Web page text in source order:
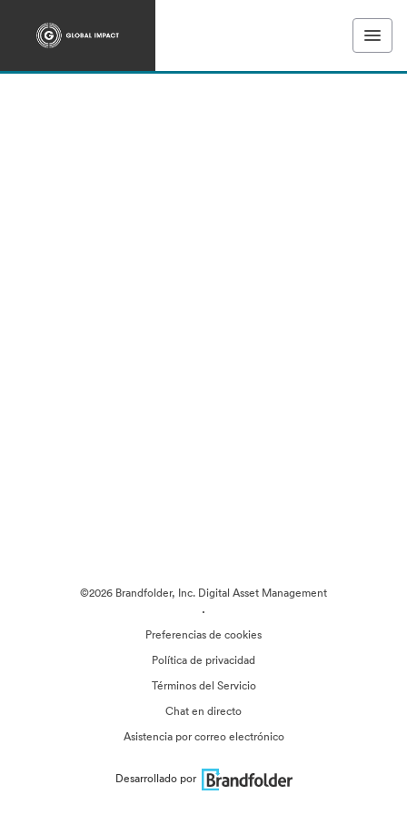
©2026 Brandfolder, Inc. Digital Asset Management
·
Preferencias de cookies
Política de privacidad
Términos del Servicio
Chat en directo
Asistencia por correo electrónico
Desarrollado por